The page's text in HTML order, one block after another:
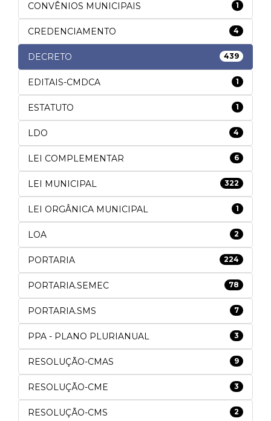
CONVÊNIOS MUNICIPAIS 1
CREDENCIAMENTO 4
DECRETO 439
EDITAIS-CMDCA 1
ESTATUTO 1
LDO 4
LEI COMPLEMENTAR 6
LEI MUNICIPAL 322
LEI ORGÂNICA MUNICIPAL 1
LOA 2
PORTARIA 224
PORTARIA.SEMEC 78
PORTARIA.SMS 7
PPA - PLANO PLURIANUAL 3
RESOLUÇÃO-CMAS 9
RESOLUÇÃO-CME 3
RESOLUÇÃO-CMS 2